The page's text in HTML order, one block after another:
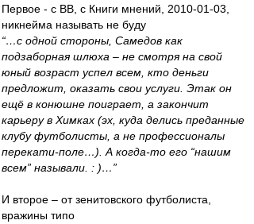
Первое - с ВВ, с Книги мнений, 2010-01-03,
никнейма называть не буду
“…с одной стороны, Самедов как
подзаборная шлюха – не смотря на свой
юный возраст успел всем, кто деньги
предложит, оказать свои услуги. Этак он
ещё в конюшне поиграет, а закончит
карьеру в Химках (эх, куда делись преданные
клубу футболисты, а не профессионалы
перекати-поле…). А когда-то его “нашим
всем” называли. : )…”
И второе – от зенитовского футболиста,
вражины типо